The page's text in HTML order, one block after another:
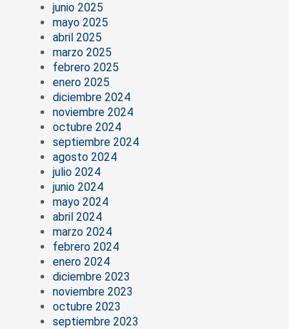
junio 2025
mayo 2025
abril 2025
marzo 2025
febrero 2025
enero 2025
diciembre 2024
noviembre 2024
octubre 2024
septiembre 2024
agosto 2024
julio 2024
junio 2024
mayo 2024
abril 2024
marzo 2024
febrero 2024
enero 2024
diciembre 2023
noviembre 2023
octubre 2023
septiembre 2023